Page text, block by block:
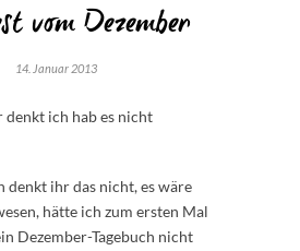
vom Dezember
14. Januar 2013
denkt ich hab es nicht
denkt ihr das nicht, es wäre
hätte ich zum ersten Mal
Dezember-Tagebuch nicht